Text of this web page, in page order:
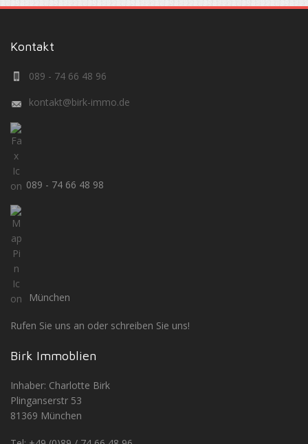
Kontakt
089 - 74 66 48 96
kontakt@birk-immo.de
089 - 74 66 48 98
München
Rufen Sie uns an oder schreiben Sie uns!
Birk Immoblien
Inhaber: Charlotte Birk
Plinganserstr 53
81369 München